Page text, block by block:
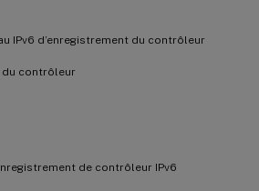
IPv6 d’enregistrement du contrôleur
du contrôleur
de contrôleur IPv6